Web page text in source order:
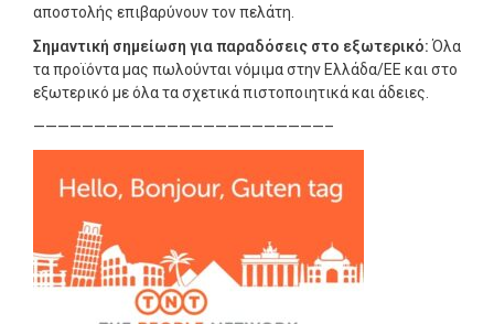
αποστολής επιβαρύνουν τον πελάτη.
Σημαντική σημείωση για παραδόσεις στο εξωτερικό: Όλα
τα προϊόντα μας πωλούνται νόμιμα στην Ελλάδα/ΕΕ και στο
εξωτερικό με όλα τα σχετικά πιστοποιητικά και άδειες.
————————————————————————–